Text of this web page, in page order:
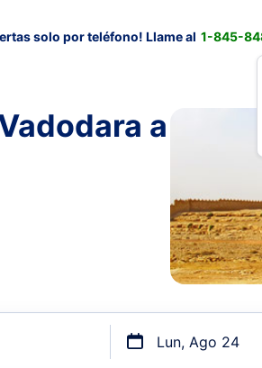
solo por teléfono! Llame al 1-845-
a
Lun, Ago 24